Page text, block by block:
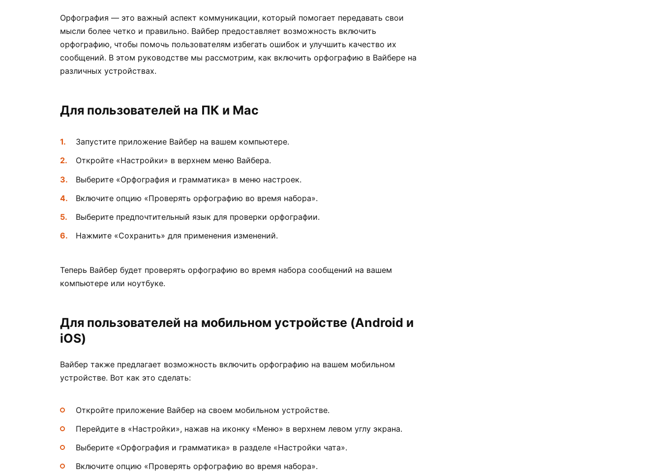
Орфография — это важный аспект коммуникации, который помогает передавать свои
мысли более четко и правильно. Вайбер предоставляет возможность включить
орфографию, чтобы помочь пользователям избегать ошибок и улучшить качество их
сообщений. В этом руководстве мы рассмотрим, как включить орфографию в Вайбере на
различных устройствах.
Для пользователей на ПК и Mac
Запустите приложение Вайбер на вашем компьютере.
Откройте «Настройки» в верхнем меню Вайбера.
Выберите «Орфография и грамматика» в меню настроек.
Включите опцию «Проверять орфографию во время набора».
Выберите предпочтительный язык для проверки орфографии.
Нажмите «Сохранить» для применения изменений.
Теперь Вайбер будет проверять орфографию во время набора сообщений на вашем
компьютере или ноутбуке.
Для пользователей на мобильном устройстве (Android и
iOS)
Вайбер также предлагает возможность включить орфографию на вашем мобильном
устройстве. Вот как это сделать:
Откройте приложение Вайбер на своем мобильном устройстве.
Перейдите в «Настройки», нажав на иконку «Меню» в верхнем левом углу экрана.
Выберите «Орфография и грамматика» в разделе «Настройки чата».
Включите опцию «Проверять орфографию во время набора».